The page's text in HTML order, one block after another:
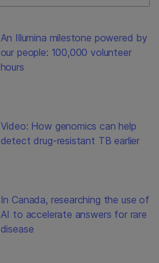
An Illumina milestone powered by
our people: 100,000 volunteer
hours
Video: How genomics can help
detect drug-resistant TB earlier
In Canada, researching the use of
AI to accelerate answers for rare
disease